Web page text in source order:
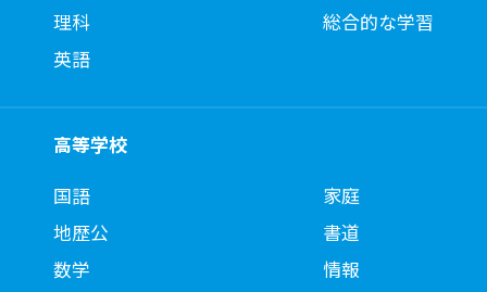
理科
英語
総合的な学習
高等学校
国語
地歴公
数学
家庭
書道
情報